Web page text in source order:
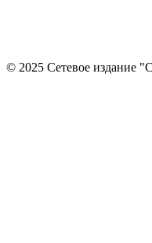
© 2025 Сетевое издание